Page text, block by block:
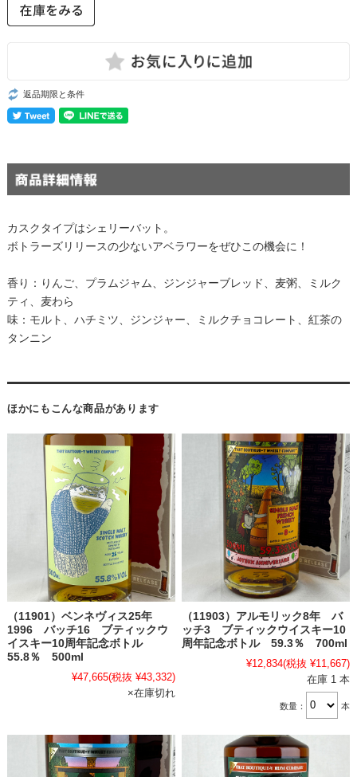
返品期限と条件
カスクタイプはシェリーバット。
ボトラーズリリースの少ないアベラワーをぜひこの機会に！
香り：りんご、プラムジャム、ジンジャーブレッド、麦粥、ミルク
ティ、麦わら
味：モルト、ハチミツ、ジンジャー、ミルクチョコレート、紅茶の
タンニン
ほかにもこんな商品があります
（11901）ベンネヴィス25年
1996 バッチ16 ブティックウ
イスキー10周年記念ボトル
55.8％ 500ml
¥47,665(税抜 ¥43,332)
×在庫切れ
（11903）アルモリック8年 バ
ッチ3 ブティックウイスキー10
周年記念ボトル 59.3％ 700ml
¥12,834(税抜 ¥11,667)
在庫 1 本
数量： 本